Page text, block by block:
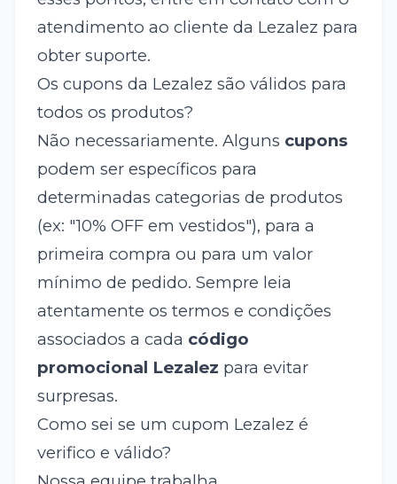
atendimento ao cliente da Lezalez para
obter suporte.
Os cupons da Lezalez são válidos para
todos os produtos?
Não necessariamente. Alguns cupons
podem ser específicos para
determinadas categorias de produtos
(ex: "10% OFF em vestidos"), para a
primeira compra ou para um valor
mínimo de pedido. Sempre leia
atentamente os termos e condições
associados a cada código
promocional Lezalez para evitar
surpresas.
Como sei se um cupom Lezalez é
verifico e válido?